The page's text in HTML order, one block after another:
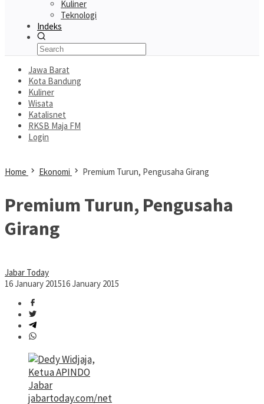
Kuliner
Teknologi
Indeks
Jawa Barat
Kota Bandung
Kuliner
Wisata
Katalisnet
RKSB Maja FM
Login
Home Ekonomi Premium Turun, Pengusaha Girang
Premium Turun, Pengusaha
Girang
Jabar Today
16 January 201516 January 2015